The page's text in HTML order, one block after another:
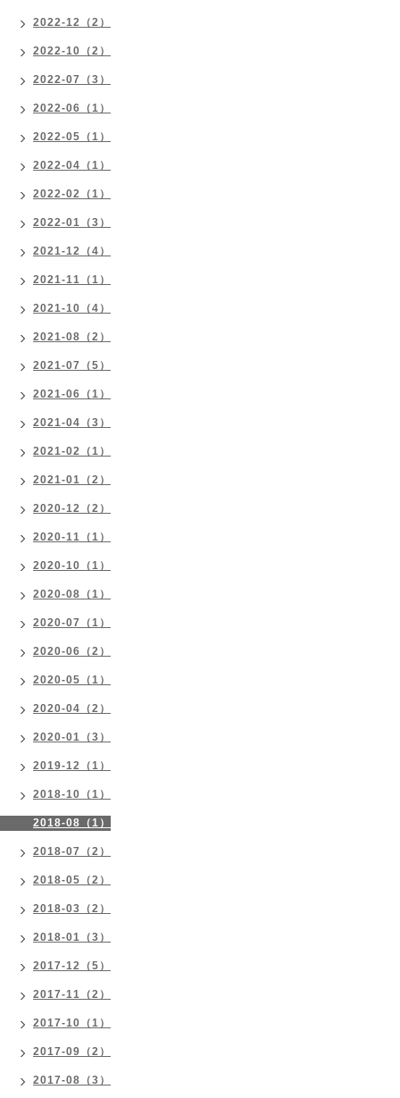
2022-12（2）
2022-10（2）
2022-07（3）
2022-06（1）
2022-05（1）
2022-04（1）
2022-02（1）
2022-01（3）
2021-12（4）
2021-11（1）
2021-10（4）
2021-08（2）
2021-07（5）
2021-06（1）
2021-04（3）
2021-02（1）
2021-01（2）
2020-12（2）
2020-11（1）
2020-10（1）
2020-08（1）
2020-07（1）
2020-06（2）
2020-05（1）
2020-04（2）
2020-01（3）
2019-12（1）
2018-10（1）
2018-08（1）
2018-07（2）
2018-05（2）
2018-03（2）
2018-01（3）
2017-12（5）
2017-11（2）
2017-10（1）
2017-09（2）
2017-08（3）